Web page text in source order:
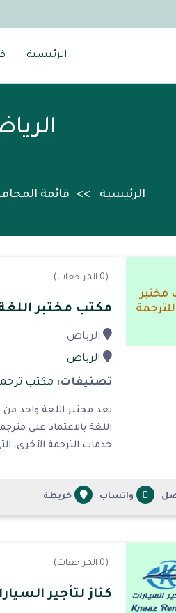
الرئيسية
الرئيسية قائمة
(0 المراجعات)
مكتب مختبر
الرياض
الرياض
تصنيفات: مكتب
يعد مختبر اللغة واحد
اللغة بالاعتماد على
خدمات الترجمة الأخرى،
واتساب خريطة
(0 المراجعات)
كناز لتأجير